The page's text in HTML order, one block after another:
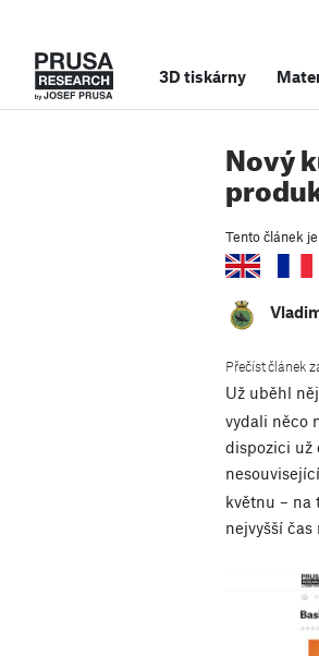
3D tiskárny
Nový
Tento článek
Přečíst článek
Už uběhl
vydali něco
dispozici už
květnu – na
nejvyšší